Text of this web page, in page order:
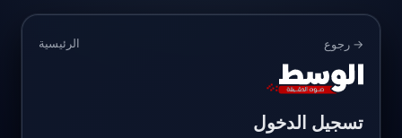
→ رجوع الرئيسية
تسجيل الدخول